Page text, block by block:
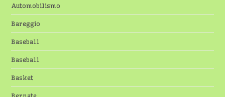
Automobilismo
Bareggio
Baseball
Baseball
Basket